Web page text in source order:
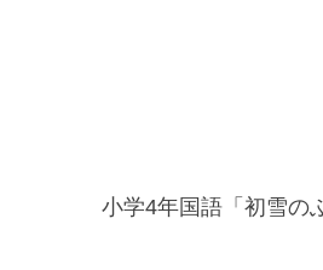
小学4年国語「初雪の